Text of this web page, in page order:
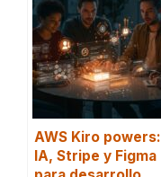
AWS Kiro powers:
IA, Stripe y Figma